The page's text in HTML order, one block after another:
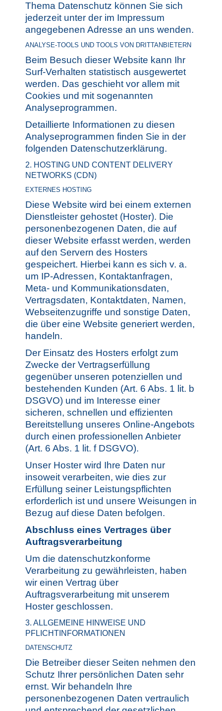
Thema Datenschutz können Sie sich
jederzeit unter der im Impressum
angegebenen Adresse an uns wenden.
ANALYSE-TOOLS UND TOOLS VON DRITTANBIETERN
Beim Besuch dieser Website kann Ihr
Surf-Verhalten statistisch ausgewertet
werden. Das geschieht vor allem mit
Cookies und mit sogenannten
Analyseprogrammen.
Detaillierte Informationen zu diesen
Analyseprogrammen finden Sie in der
folgenden Datenschutzerklärung.
2. HOSTING UND CONTENT DELIVERY
NETWORKS (CDN)
EXTERNES HOSTING
Diese Website wird bei einem externen
Dienstleister gehostet (Hoster). Die
personenbezogenen Daten, die auf
dieser Website erfasst werden, werden
auf den Servern des Hosters
gespeichert. Hierbei kann es sich v. a.
um IP-Adressen, Kontaktanfragen,
Meta- und Kommunikationsdaten,
Vertragsdaten, Kontaktdaten, Namen,
Webseitenzugriffe und sonstige Daten,
die über eine Website generiert werden,
handeln.
Der Einsatz des Hosters erfolgt zum
Zwecke der Vertragserfüllung
gegenüber unseren potenziellen und
bestehenden Kunden (Art. 6 Abs. 1 lit. b
DSGVO) und im Interesse einer
sicheren, schnellen und effizienten
Bereitstellung unseres Online-Angebots
durch einen professionellen Anbieter
(Art. 6 Abs. 1 lit. f DSGVO).
Unser Hoster wird Ihre Daten nur
insoweit verarbeiten, wie dies zur
Erfüllung seiner Leistungspflichten
erforderlich ist und unsere Weisungen in
Bezug auf diese Daten befolgen.
Abschluss eines Vertrages über
Auftragsverarbeitung
Um die datenschutzkonforme
Verarbeitung zu gewährleisten, haben
wir einen Vertrag über
Auftragsverarbeitung mit unserem
Hoster geschlossen.
3. ALLGEMEINE HINWEISE UND
PFLICHTINFORMATIONEN
DATENSCHUTZ
Die Betreiber dieser Seiten nehmen den
Schutz Ihrer persönlichen Daten sehr
ernst. Wir behandeln Ihre
personenbezogenen Daten vertraulich